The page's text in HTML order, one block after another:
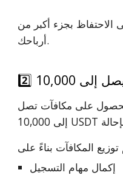
الاحتفاظ بجزء أكبر من
أرباحك.
على مكافآت تصل
إكمال مهام التسجيل